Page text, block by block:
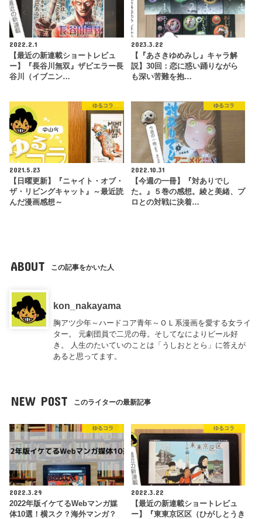
2022.2.1
【最近の新連載ショートレビュ
ー】『長谷川無双』ザビエラー長
谷川（イブニン…
2023.3.22
【『あさきゆめみし』キャラ解
説】30回：恋に惑い踊りながら
も深い苦難を抱…
ゆるコラ
2021.5.23
【日曜更新】『ニャイト・オブ・
ザ・リビングキャット』～最近読
んだ漫画感想～
ゆるコラ
2022.10.31
【今週の一冊】『対ありでし
た。』５巻の感想。綾と美緒、プ
ロとの対戦に決着…
ABOUT この記事をかいた人
kon_nakayama
胸アツ少年～ハードコア青年～ＯＬ系漫画を愛する女ライ
ター。 元劇団員で二児の母。そしてなによりビール好
き。 人生のたいていのことは「うしおととら」に答えが
あると思ってます。
NEW POST このライターの最新記事
ゆるコラ
2022.3.29
2022年版イケてるWebマンガ媒
体10選！横スク？海外マンガ？
ゆるコラ
2022.3.22
【最近の新連載ショートレビュ
ー】『東東京区区（ひがしとうき